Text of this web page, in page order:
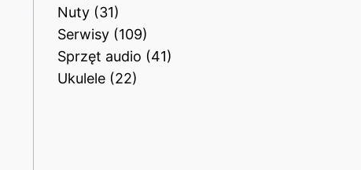
Nuty(31)
Serwisy(109)
Sprzęt audio (41)
Ukulele(22)